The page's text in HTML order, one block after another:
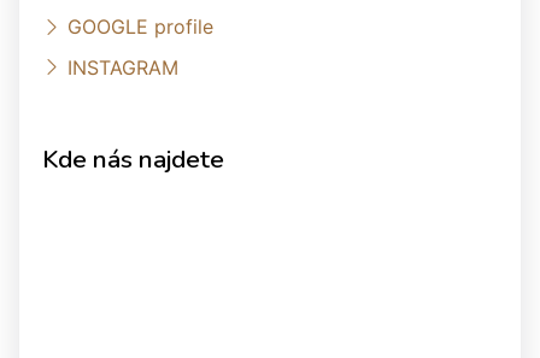
GOOGLE profile
INSTAGRAM
Kde nás najdete